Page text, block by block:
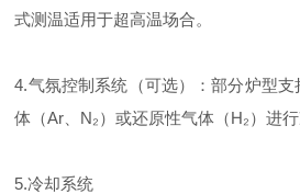
式测温适用于超高温场合。
4.气氛控制系统（可选）：部分炉型
体（Ar、N₂）或还原性气体（H₂）进
5.冷却系统